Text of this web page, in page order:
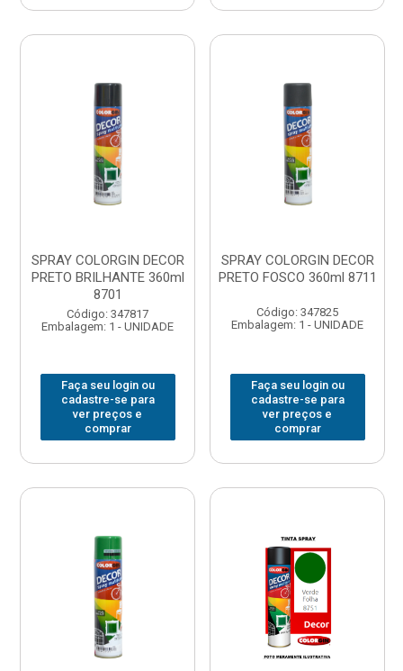
SPRAY COLORGIN DECOR
PRETO BRILHANTE 360ml
8701
Código: 347817
Embalagem: 1 - UNIDADE
Faça seu login ou
cadastre-se para
ver preços e
comprar
SPRAY COLORGIN DECOR
PRETO FOSCO 360ml 8711
Código: 347825
Embalagem: 1 - UNIDADE
Faça seu login ou
cadastre-se para
ver preços e
comprar